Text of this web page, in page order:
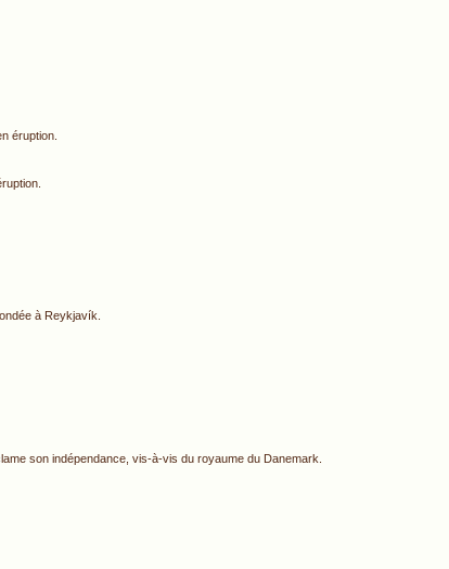
éruption.
à Reykjavík.
son indépendance, vis-à-vis du royaume du Danemark.